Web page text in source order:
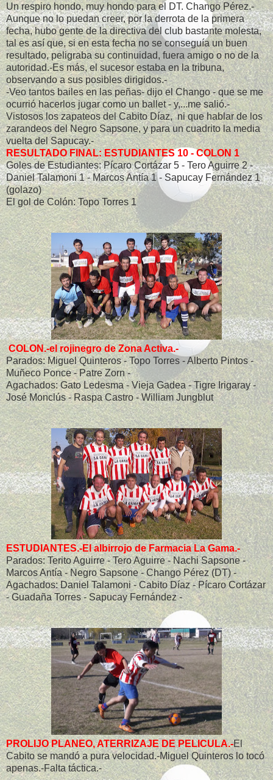
Un respiro hondo, muy hondo para el DT. Chango Pérez.-
Aunque no lo puedan creer, por la derrota de la primera
fecha, hubo gente de la directiva del club bastante molesta,
tal es así que, si en esta fecha no se conseguía un buen
resultado, peligraba su continuidad, fuera amigo o no de la
autoridad.-Es más, el sucesor estaba en la tribuna,
observando a sus posibles dirigidos.-
-Veo tantos bailes en las peñas- dijo el Chango - que se me
ocurrió hacerlos jugar como un ballet - y,...me salió.-
Vistosos los zapateos del Cabito Díaz, ni que hablar de los
zarandeos del Negro Sapsone, y para un cuadrito la media
vuelta del Sapucay.-
RESULTADO FINAL: ESTUDIANTES 10 - COLON 1
Goles de Estudiantes: Pícaro Cortázar 5 - Tero Aguirre 2 -
Daniel Talamoni 1 - Marcos Antía 1 - Sapucay Fernández 1
(golazo)
El gol de Colón: Topo Torres 1
COLON.-el rojinegro de Zona Activa.-
Parados: Miguel Quinteros - Topo Torres - Alberto Pintos -
Muñeco Ponce - Patre Zorn -
Agachados: Gato Ledesma - Vieja Gadea - Tigre Irigaray -
José Monclús - Raspa Castro - William Jungblut
ESTUDIANTES.-El albirrojo de Farmacia La Gama.-
Parados: Terito Aguirre - Tero Aguirre - Nachi Sapsone -
Marcos Antía - Negro Sapsone - Chango Pérez (DT) -
Agachados: Daniel Talamoni - Cabito Díaz - Pícaro Cortázar
- Guadaña Torres - Sapucay Fernández -
PROLIJO PLANEO, ATERRIZAJE DE PELICULA.-El
Cabito se mandó a pura velocidad.-Miguel Quinteros lo tocó
apenas.-Falta táctica.-